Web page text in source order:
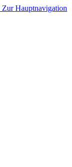
Zur Hauptnavigation